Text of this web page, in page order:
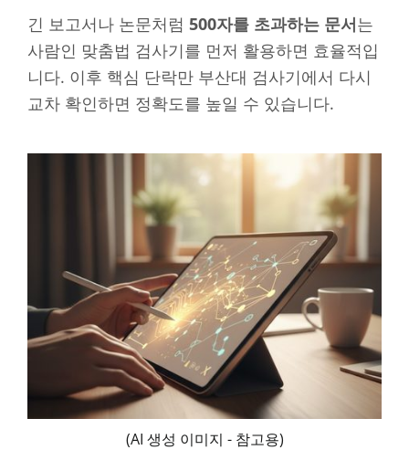
긴 보고서나 논문처럼 500자를 초과하는 문서는
사람인 맞춤법 검사기를 먼저 활용하면 효율적입
니다. 이후 핵심 단락만 부산대 검사기에서 다시
교차 확인하면 정확도를 높일 수 있습니다.
(AI 생성 이미지 - 참고용)